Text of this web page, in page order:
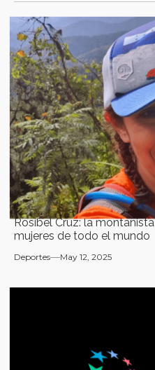
Rosibel Cruz: la
mujeres de todo el mundo
Deportes May 12, 2025